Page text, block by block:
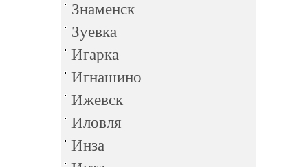
Знаменск
Зуевка
Игарка
Игнашино
Ижевск
Иловля
Инза